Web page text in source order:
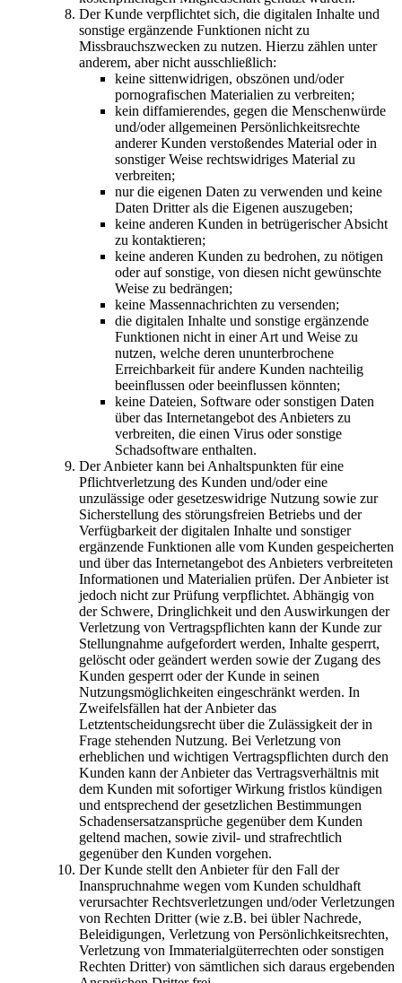
Der Kunde verpflichtet sich, die digitalen Inhalte und
sonstige ergänzende Funktionen nicht zu
Missbrauchszwecken zu nutzen. Hierzu zählen unter
anderem, aber nicht ausschließlich:
keine sittenwidrigen, obszönen und/oder
pornografischen Materialien zu verbreiten;
kein diffamierendes, gegen die Menschenwürde
und/oder allgemeinen Persönlichkeitsrechte
anderer Kunden verstoßendes Material oder in
sonstiger Weise rechtswidriges Material zu
verbreiten;
nur die eigenen Daten zu verwenden und keine
Daten Dritter als die Eigenen auszugeben;
keine anderen Kunden in betrügerischer Absicht
zu kontaktieren;
keine anderen Kunden zu bedrohen, zu nötigen
oder auf sonstige, von diesen nicht gewünschte
Weise zu bedrängen;
keine Massennachrichten zu versenden;
die digitalen Inhalte und sonstige ergänzende
Funktionen nicht in einer Art und Weise zu
nutzen, welche deren ununterbrochene
Erreichbarkeit für andere Kunden nachteilig
beeinflussen oder beeinflussen könnten;
keine Dateien, Software oder sonstigen Daten
über das Internetangebot des Anbieters zu
verbreiten, die einen Virus oder sonstige
Schadsoftware enthalten.
Der Anbieter kann bei Anhaltspunkten für eine
Pflichtverletzung des Kunden und/oder eine
unzulässige oder gesetzeswidrige Nutzung sowie zur
Sicherstellung des störungsfreien Betriebs und der
Verfügbarkeit der digitalen Inhalte und sonstiger
ergänzende Funktionen alle vom Kunden gespeicherten
und über das Internetangebot des Anbieters verbreiteten
Informationen und Materialien prüfen. Der Anbieter ist
jedoch nicht zur Prüfung verpflichtet. Abhängig von
der Schwere, Dringlichkeit und den Auswirkungen der
Verletzung von Vertragspflichten kann der Kunde zur
Stellungnahme aufgefordert werden, Inhalte gesperrt,
gelöscht oder geändert werden sowie der Zugang des
Kunden gesperrt oder der Kunde in seinen
Nutzungsmöglichkeiten eingeschränkt werden. In
Zweifelsfällen hat der Anbieter das
Letztentscheidungsrecht über die Zulässigkeit der in
Frage stehenden Nutzung. Bei Verletzung von
erheblichen und wichtigen Vertragspflichten durch den
Kunden kann der Anbieter das Vertragsverhältnis mit
dem Kunden mit sofortiger Wirkung fristlos kündigen
und entsprechend der gesetzlichen Bestimmungen
Schadensersatzansprüche gegenüber dem Kunden
geltend machen, sowie zivil- und strafrechtlich
gegenüber den Kunden vorgehen.
Der Kunde stellt den Anbieter für den Fall der
Inanspruchnahme wegen vom Kunden schuldhaft
verursachter Rechtsverletzungen und/oder Verletzungen
von Rechten Dritter (wie z.B. bei übler Nachrede,
Beleidigungen, Verletzung von Persönlichkeitsrechten,
Verletzung von Immaterialgüterrechten oder sonstigen
Rechten Dritter) von sämtlichen sich daraus ergebenden